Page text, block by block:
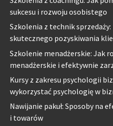
sukcesu i rozwoju osobistego
Szkolenia z technik
skutecznego pozyskiwania
Szkolenie menadżerskie: Jak
menadżerskie i efektywnie
Kursy z zakresu psychologii
wykorzystać psychologię w
Nawijanie pakuł: Sposoby na
i towarów